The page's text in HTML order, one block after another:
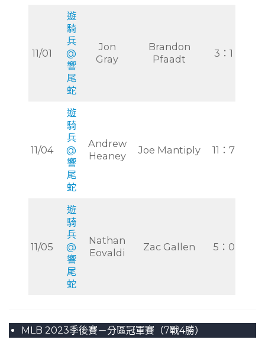
11/01
遊
騎
兵
@
響
尾
蛇
Jon
Gray
Brandon
Pfaadt
3：1
11/04
遊
騎
兵
@
響
尾
蛇
Andrew
Heaney
Joe Mantiply 11：7
11/05
遊
騎
兵
@
響
尾
蛇
Nathan
Eovaldi
Zac Gallen 5：0
MLB 2023季後賽－分區冠軍賽（7戰4勝）